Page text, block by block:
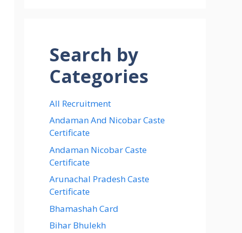
Search by
Categories
All Recruitment
Andaman And Nicobar Caste
Certificate
Andaman Nicobar Caste
Certificate
Arunachal Pradesh Caste
Certificate
Bhamashah Card
Bihar Bhulekh